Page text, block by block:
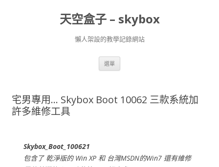
天空盒子 – skybox
懶人架設的教學記錄網站
選單
宅男專用… Skybox Boot 10062 三款系統加
許多維修工具
Skybox_Boot_100621
包含了 乾淨版的 Win XP 和 台灣MSDN的Win7 還有維修